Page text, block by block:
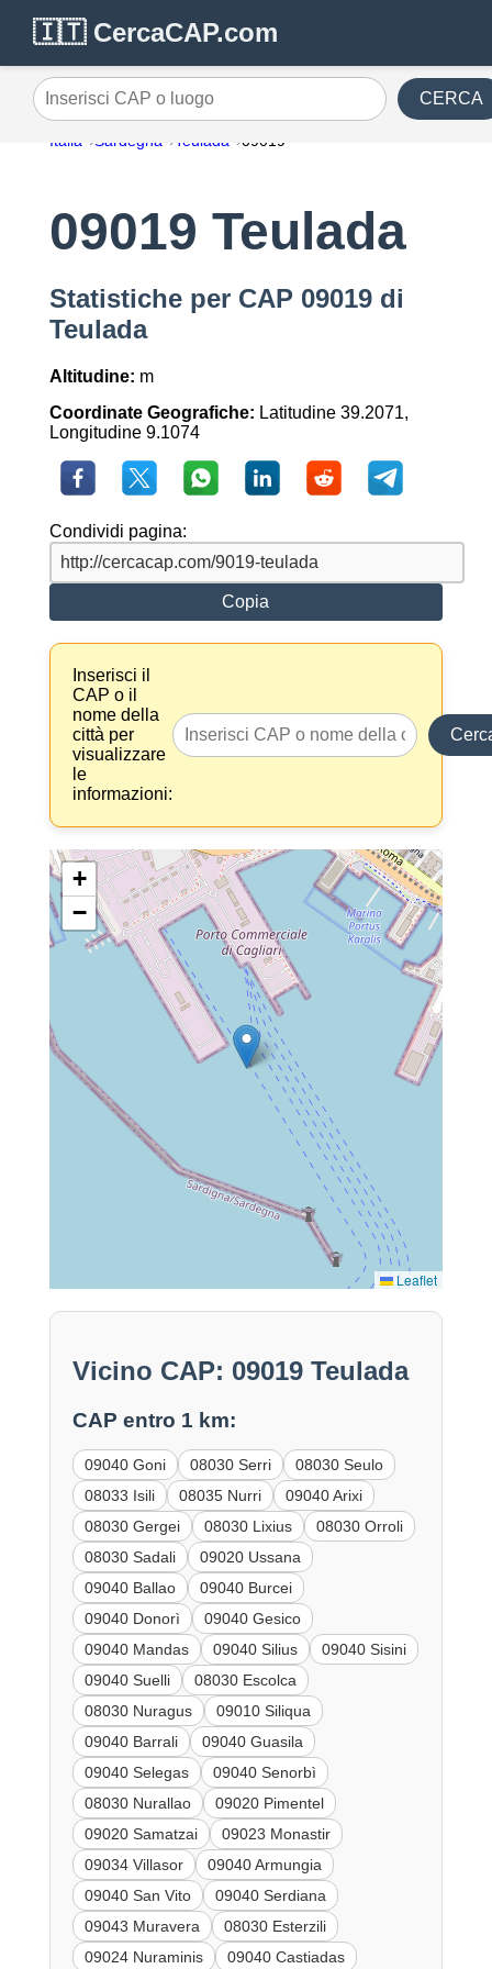
🇮🇹 CercaCAP.com
Inserisci CAP o luogo CERCA
Italia Sardegna Teulada 09019
09019 Teulada
Statistiche per CAP 09019 di
Teulada
Altitudine: m
Coordinate Geografiche: Latitudine 39.2071,
Longitudine 9.1074
Condividi pagina:
Copia
Inserisci il
CAP o il
nome della
città per
visualizzare
le
informazioni:
+
−
Leaflet
Vicino CAP: 09019 Teulada
CAP entro 1 km:
09040 Goni 08030 Serri
08030 Seulo
08033 Isili
08035 Nurri
09040 Arixi
08030 Gergei
08030 Lixius
08030 Orroli
08030 Sadali
09020 Ussana
09040 Ballao
09040 Burcei
09040 Donorì
09040 Gesico
09040 Mandas
09040 Silius
09040 Sisini
09040 Suelli
08030 Escolca
08030 Nuragus
09010 Siliqua
09040 Barrali
09040 Guasila
09040 Selegas
09040 Senorbì
08030 Nurallao
09020 Pimentel
09020 Samatzai
09023 Monastir
09034 Villasor
09040 Armungia
09040 San Vito
09040 Serdiana
09043 Muravera
08030 Esterzili
09024 Nuraminis
09040 Castiadas